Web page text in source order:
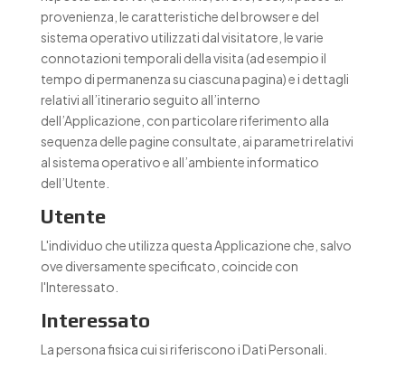
provenienza, le caratteristiche del browser e del
sistema operativo utilizzati dal visitatore, le varie
connotazioni temporali della visita (ad esempio il
tempo di permanenza su ciascuna pagina) e i dettagli
relativi all’itinerario seguito all’interno
dell’Applicazione, con particolare riferimento alla
sequenza delle pagine consultate, ai parametri relativi
al sistema operativo e all’ambiente informatico
dell’Utente.
Utente
L'individuo che utilizza questa Applicazione che, salvo
ove diversamente specificato, coincide con
l'Interessato.
Interessato
La persona fisica cui si riferiscono i Dati Personali.